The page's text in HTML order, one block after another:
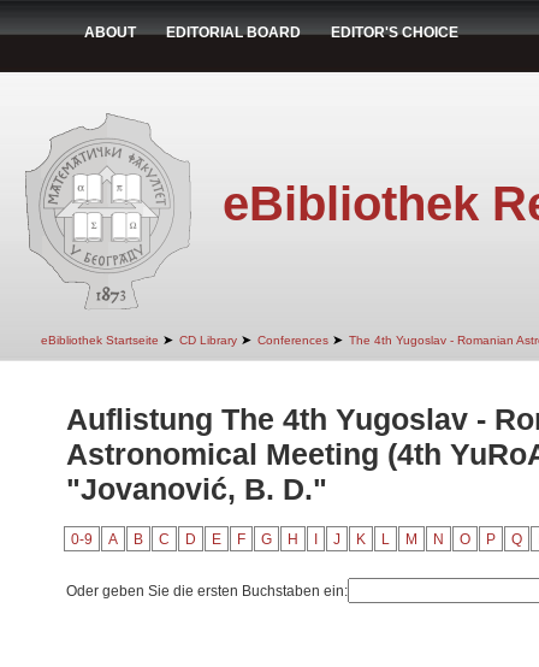
ABOUT EDITORIAL BOARD EDITOR'S CHOICE
eBibliothek
eBibliothek Startseite ➤ CD Library ➤ Conferences ➤ The 4th Yugoslav - Romanian
Auflistung The 4th Yugoslav -
Astronomical Meeting (4th
"Jovanović, B. D."
0-9 A B C D E F G H J K L M N O P Q
Oder geben Sie die ersten Buchstaben ein: